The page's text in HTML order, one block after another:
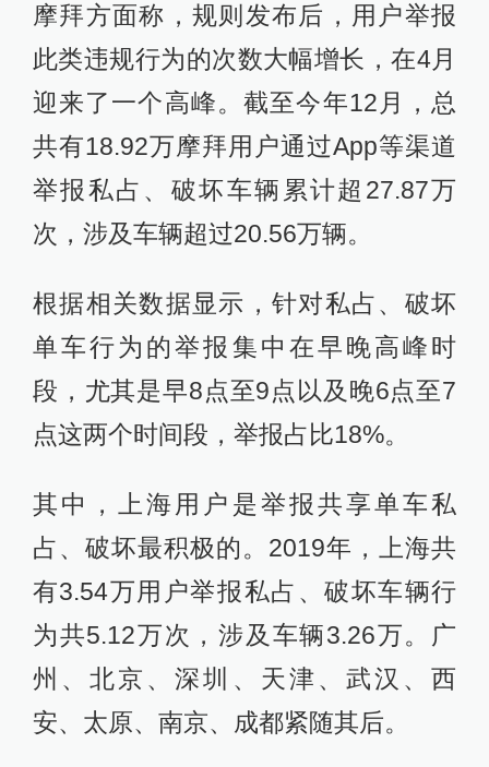
摩拜方面称，规则发布后，用户举报
此类违规行为的次数大幅增长，在4月
迎来了一个高峰。截至今年12月，总
共有18.92万摩拜用户通过App等渠道
举报私占、破坏车辆累计超27.87万
次，涉及车辆超过20.56万辆。
根据相关数据显示，针对私占、破坏
单车行为的举报集中在早晚高峰时
段，尤其是早8点至9点以及晚6点至7
点这两个时间段，举报占比18%。
其中，上海用户是举报共享单车私
占、破坏最积极的。2019年，上海共
有3.54万用户举报私占、破坏车辆行
为共5.12万次，涉及车辆3.26万。广
州、北京、深圳、天津、武汉、西
安、太原、南京、成都紧随其后。